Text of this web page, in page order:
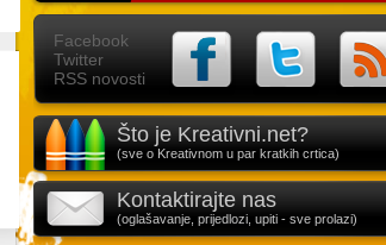
Facebook
Twitter
RSS novosti
Što je Kreativni.net?
(sve o Kreativnom u par kratkih crtica)
Kontaktirajte nas
(oglašavanje, prijedlozi, upiti - sve prolazi)